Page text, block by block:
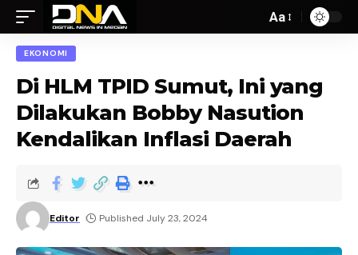
Aa
EKONOMI
Di HLM TPID Sumut, Ini yang
Dilakukan Bobby Nasution
Kendalikan Inflasi Daerah
Editor Published July 23, 2024